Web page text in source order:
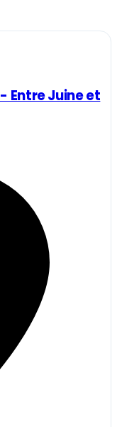
Entre Juine et